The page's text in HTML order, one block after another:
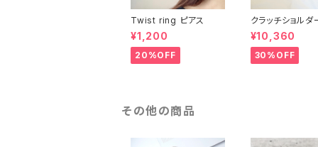
Twist ring ピアス
¥1,200
20%OFF
クラッチショルダ
ー）
¥10,360
30%OFF
その他の商品